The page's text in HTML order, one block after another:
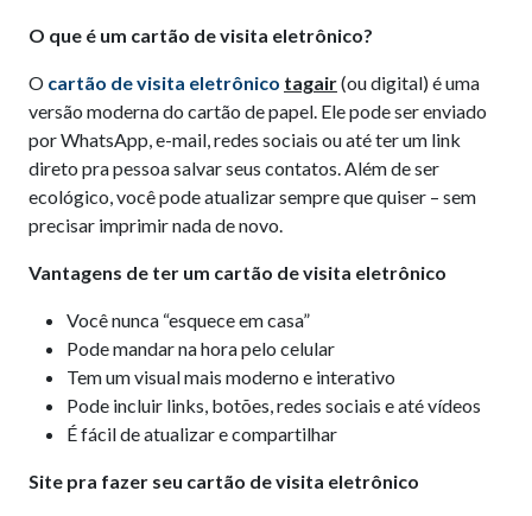
O que é um cartão de visita eletrônico?
O cartão de visita eletrônico tagair(ou digital) é uma
versão moderna do cartão de papel. Ele pode ser enviado
por WhatsApp, e-mail, redes sociais ou até ter um link
direto pra pessoa salvar seus contatos. Além de ser
ecológico, você pode atualizar sempre que quiser – sem
precisar imprimir nada de novo.
Vantagens de ter um cartão de visita eletrônico
Você nunca “esquece em casa”
Pode mandar na hora pelo celular
Tem um visual mais moderno e interativo
Pode incluir links, botões, redes sociais e até vídeos
É fácil de atualizar e compartilhar
Site pra fazer seu cartão de visita eletrônico